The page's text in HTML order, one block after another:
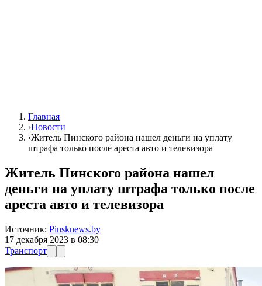
Главная
›Новости
›Житель Пинского района нашел деньги на уплату
штрафа только после ареста авто и телевизора
Житель Пинского района нашел
деньги на уплату штрафа только после
ареста авто и телевизора
Источник: Pinsknews.by
17 декабря 2023 в 08:30
Транспорт